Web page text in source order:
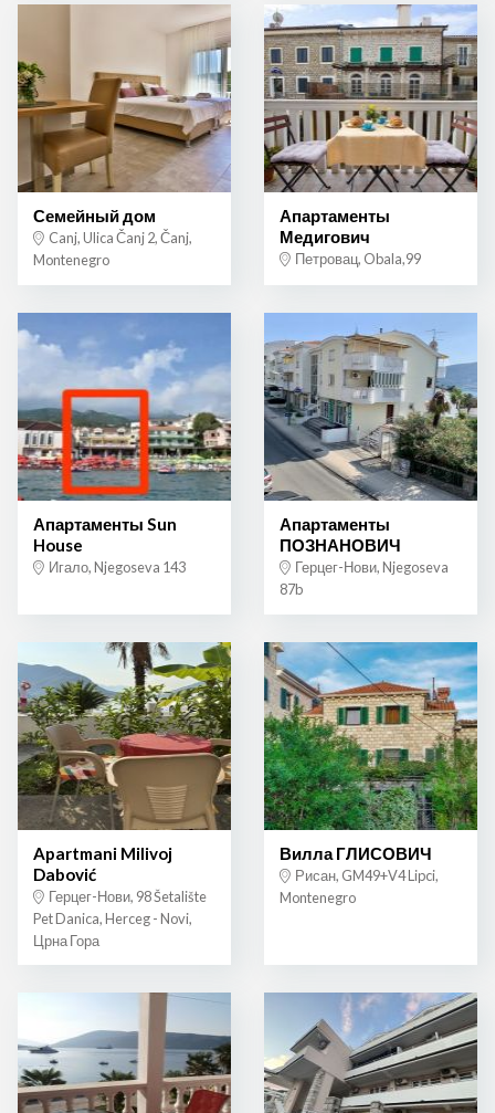
Семейный дом
Canj, Ulica Čanj 2, Čanj,
Montenegro
Апартаменты
Медигович
Петровац, Obala,99
Апартаменты Sun
House
Игало, Njegoseva 143
Апартаменты
ПОЗНАНОВИЧ
Герцег-Нови, Njegoseva
87b
Apartmani Milivoj
Dabović
Герцег-Нови, 98 Šetalište
Pet Danica, Herceg - Novi,
Црна Гора
Вилла ГЛИСОВИЧ
Рисан, GM49+V4 Lipci,
Montenegro